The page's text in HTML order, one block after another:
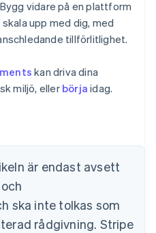
Bygg vidare på en plattform
upp med dig, med
tillförlitlighet.
kan driva dina
miljö, eller börja idag.
är endast avsett
ska inte tolkas som
rådgivning. Stripe